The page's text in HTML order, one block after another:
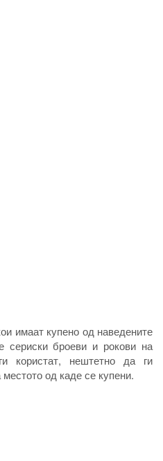
имаат купено од наведените
сериски броеви и рокови на
користат, нештетно да ги
од каде се купени.